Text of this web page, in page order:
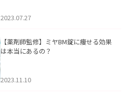
2023.07.27
【薬剤師監修】ミヤBM錠に痩せる効果
は本当にあるの？
2023.11.10